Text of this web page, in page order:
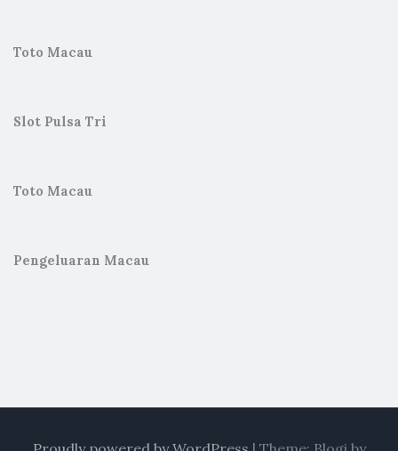
Toto Macau
Slot Pulsa Tri
Toto Macau
Pengeluaran Macau